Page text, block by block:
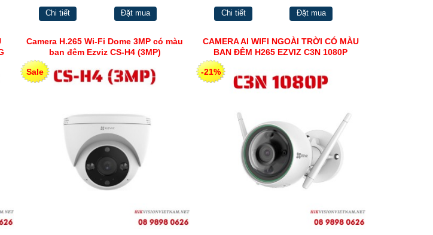
Chi tiết Đặt mua Chi tiết Đặt mua
Camera H.265 Wi-Fi Dome 3MP có màu
ban đêm Ezviz CS-H4 (3MP)
Sale
CAMERA AI WIFI NGOÀI TRỜI CÓ MÀU
BAN ĐÊM H265 EZVIZ C3N 1080P
-21%